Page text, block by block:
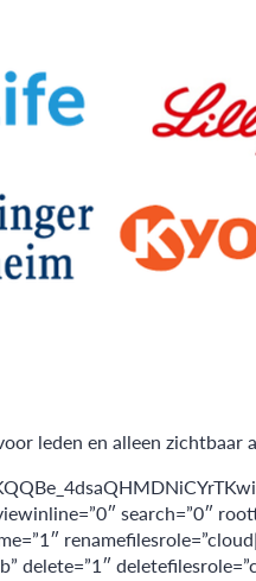
leden en alleen zichtbaar
search=”0″
delete=”1″